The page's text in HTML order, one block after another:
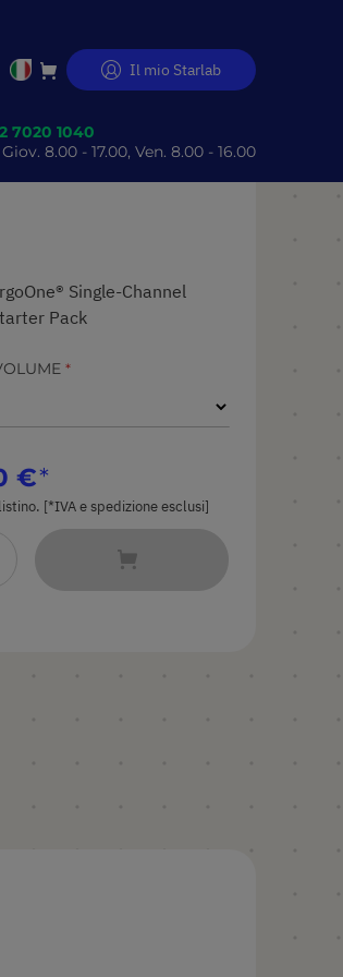
Salta
Il mio Starlab
7020 1040
8.00 - 17.00, Ven. 8.00 - 16.00
Single-Channel
Pack
€
[*IVA e spedizione esclusi]